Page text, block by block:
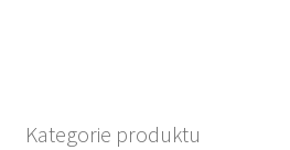
Kategorie produktu